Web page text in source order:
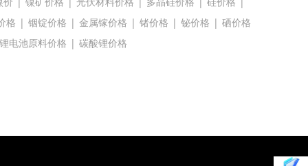
格 | 铟锭价格 | 金属镓价格 | 锗价格 | 铋价格 | 硒价格
锂电池原料价格 | 碳酸锂价格